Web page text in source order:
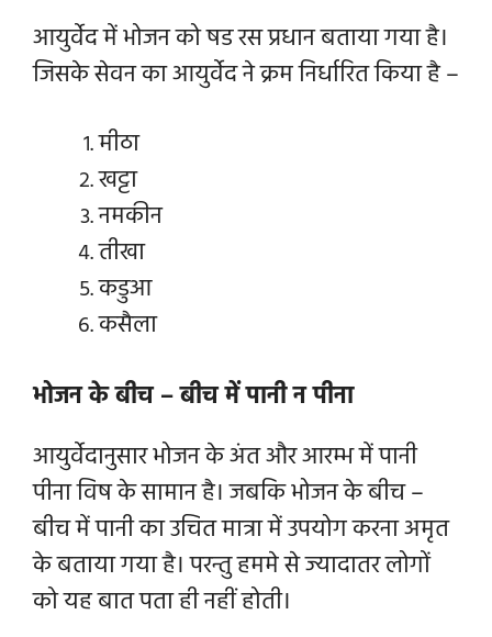
आयुर्वेद में भोजन को षड रस प्रधान बताया गया है।
जिसके सेवन का आयुर्वेद ने क्रम निर्धारित किया है –
मीठा
खट्टा
नमकीन
तीखा
कडुआ
कसैला
भोजन के बीच – बीच में पानी न पीना
आयुर्वेदानुसार भोजन के अंत और आरम्भ में पानी
पीना विष के सामान है। जबकि भोजन के बीच –
बीच में पानी का उचित मात्रा में उपयोग करना अमृत
के बताया गया है। परन्तु हममे से ज्यादातर लोगों
को यह बात पता ही नहीं होती।